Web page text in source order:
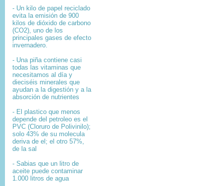
- Un kilo de papel reciclado
evita la emisión de 900
kilos de dióxido de carbono
(CO2), uno de los
principales gases de efecto
invernadero.
- Una piña contiene casi
todas las vitaminas que
necesitamos al día y
dieciséis minerales que
ayudan a la digestión y a la
absorción de nutrientes
- El plastico que menos
depende del petroleo es el
PVC (Cloruro de Polivinilo);
solo 43% de su molecula
deriva de el; el otro 57%,
de la sal
- Sabias que un litro de
aceite puede contaminar
1.000 litros de agua